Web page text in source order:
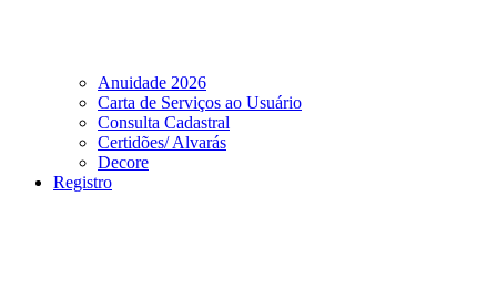
Anuidade 2026
Carta de Serviços ao Usuário
Consulta Cadastral
Certidões/ Alvarás
Decore
Registro